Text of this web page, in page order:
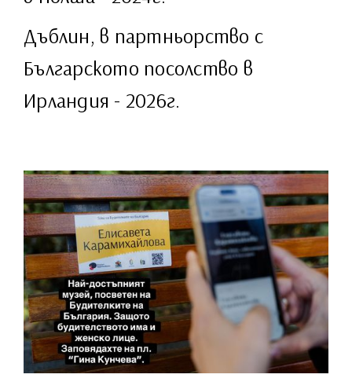
Дъблин, в партньорство с
Българското посолство в
Ирландия - 2026г.